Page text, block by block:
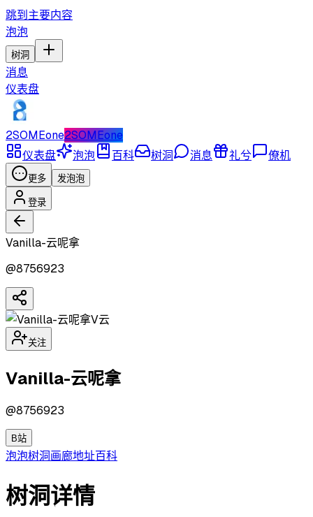
跳到主要内容
泡泡
树洞
消息
仪表盘
2SOMEone2SOMEone
仪表盘
泡泡 百科 树洞 消息 礼兮 僚机
更多 发泡泡
登录
Vanilla-云呢拿
@8756923
V云
关注
Vanilla-云呢拿
@8756923
B站
泡泡树洞画廊地址百科
树洞详情